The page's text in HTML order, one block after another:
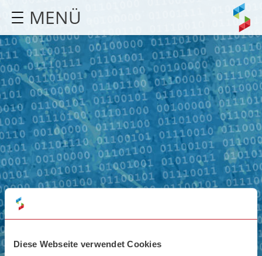
Diese Webseite verwendet Cookies
MENÜ
STARTSEITE
AGENTUR
LEISTUNGEN
REFERENZEN
KONTAKT